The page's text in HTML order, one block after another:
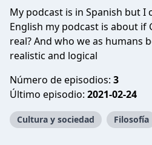
My podcast is in Spanish but I
English my podcast is about if
real? And who we as humans
realistic and logical
Número de episodios: 3
Último episodio: 2021-02-24
Cultura y sociedad Filosofía